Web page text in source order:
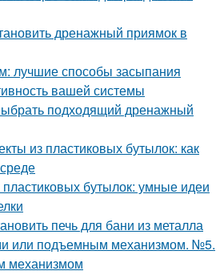
дренажный приямок в
лучшие способы засыпания
вашей системы
подходящий дренажный
из пластиковых бутылок: как
бутылок: умные идеи
печь для бани из металла
или подъемным механизмом. №5.
механизмом